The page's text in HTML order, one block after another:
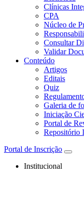
Clínicas
CPA
Núcleo de
Consultar
Validar
Conteúdo
Artigos
Editais
Quiz
Galeria de
Iniciação
Portal de
Repositório
Portal de Inscrição
Institucional